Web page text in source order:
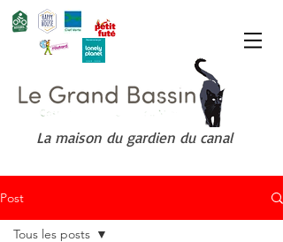
La maison du gardien du canal
Post
Tous les posts